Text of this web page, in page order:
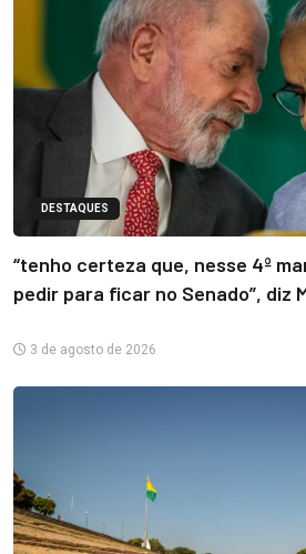
DESTAQUES
“tenho certeza que, nesse 4º
pedir para ficar no Senado”, diz
3 de agosto de 2026